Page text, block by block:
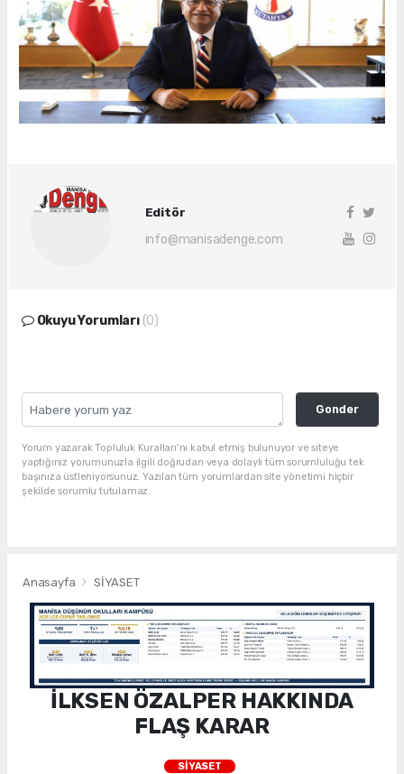
Editör
info@manisadenge.com
Okuyu Yorumları (0)
Gonder
Yorum yazarak Topluluk Kuralları’nı kabul etmiş bulunuyor ve siteye
yaptığınız yorumunuzla ilgili doğrudan veya dolaylı tüm sorumluluğu tek
başınıza üstleniyorsunuz. Yazılan tüm yorumlardan site yönetimi hiçbir
şekilde sorumlu tutulamaz.
Anasayfa SİYASET
İLKSEN ÖZALPER HAKKINDA
FLAŞ KARAR
SİYASET